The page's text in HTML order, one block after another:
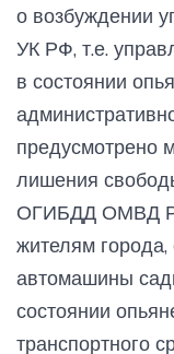
о возбуждении
УК РФ, т.е.
в состоянии
предусмотрено
лишения
ОГИБДД ОМВД
жителям
автомашины
состоянии
транспортного